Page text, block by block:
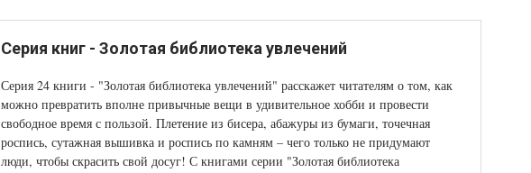
Серия книг - Золотая библиотека увлечений
Серия 24 книги - "Золотая библиотека увлечений" расскажет читателям о том, как
можно превратить вполне привычные вещи в удивительное хобби и провести
свободное время с пользой. Плетение из бисера, абажуры из бумаги, точечная
роспись, сутажная вышивка и роспись по камням – чего только не придумают
люди, чтобы скрасить свой досуг! С книгами серии "Золотая библиотека